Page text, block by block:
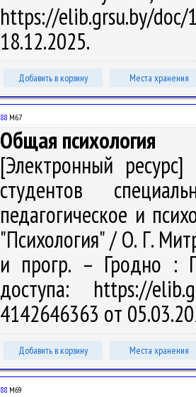
https://elib.grsu.by/
18.12.2025.
Добавить в корзину Места хранения
88 М67
Общая психология
[Электронный
студентов
педагогическое и
"Психология" / О. Г.
и прогр. – Гродно :
доступа: https://
4142646363 от
Добавить в корзину Места хранения
88 М69